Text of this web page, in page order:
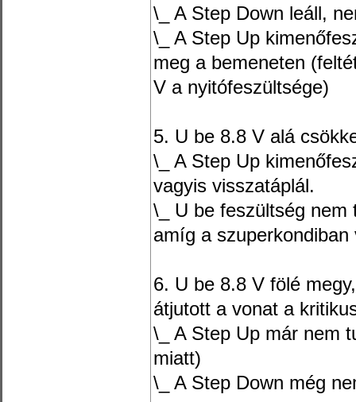
\_ A Step Down leáll,
\_ A Step Up
meg a bemeneten
V a nyitófeszültsége)
5. U be 8.8 V alá
\_ A Step Up
vagyis visszatáplál.
\_ U be feszültség nem
amíg a szuperkondiban
6. U be 8.8 V fölé
átjutott a vonat a
\_ A Step Up már nem
miatt)
\_ A Step Down még